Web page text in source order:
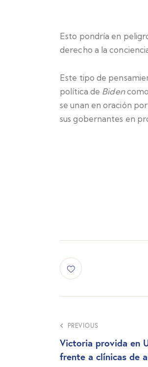
Esto pondría en
derecho a la
Este tipo de
política de Biden
se unan en oración
sus gobernantes en
PREVIOUS
Victoria provida en
frente a clínicas de